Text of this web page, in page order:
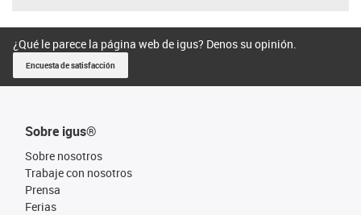
¿Qué le parece la página web de igus? Denos su opinión.
Encuesta de satisfacción
Sobre igus®
Sobre nosotros
Trabaje con nosotros
Prensa
Ferias